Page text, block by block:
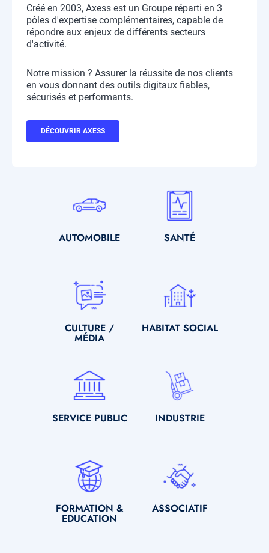
Description
Créé en 2003, Axess est un Groupe réparti en 3
pôles d'expertise complémentaires, capable de
répondre aux enjeux de différents secteurs
d'activité.
Notre mission ? Assurer la réussite de nos clients
en vous donnant des outils digitaux fiables,
sécurisés et performants.
Bouton
CTA
DÉCOUVRIR AXESS
SOUS-
AUTOMOBILE
Icone
SOUS-SANTÉ
Icone
SOUS-
TITRE
CULTURE /
MÉDIA
Icone
SOUS-
HABITAT SOCIAL
Icone
SOUS-
SERVICE PUBLIC
Icone
SOUS-
INDUSTRIE
Icone
SOUS-
TITRE
FORMATION &
EDUCATION
Icone
SOUS-
ASSOCIATIF